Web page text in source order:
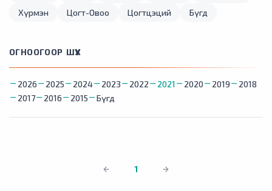
Хүрмэн
Цогт-Овоо Цогтцэций Бүгд
ОГНООГООР ШҮҮХ
2026 2025 2024 2023 2022 2021 2020 2019
2018
2017
2016 2015 Бүгд
1